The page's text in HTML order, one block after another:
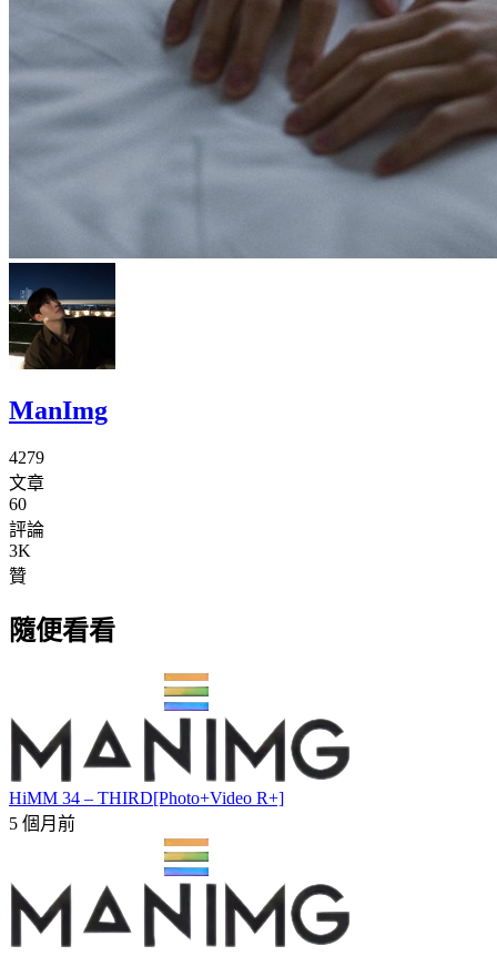
ManImg
4279
文章
60
評論
3K
贊
隨便看看
HiMM 34 – THIRD[Photo+Video R+]
5 個月前